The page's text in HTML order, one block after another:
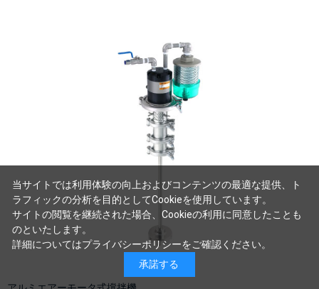
当サイトでは利用体験の向上およびコンテンツの最適な提供、ト
ラフィックの分析を目的としてCookieを使用しています。
サイトの閲覧を継続された場合、Cookieの利用に同意したことも
のといたします。
詳細についてはプライバシーポリシーをご確認ください。
承諾する